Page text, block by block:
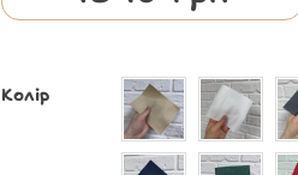
Колір